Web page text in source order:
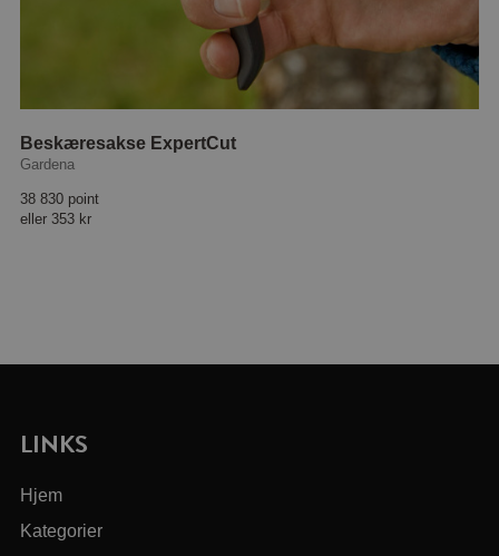
Beskæresakse ExpertCut
Gardena
38 830 point
eller 353 kr
LINKS
Hjem
Kategorier